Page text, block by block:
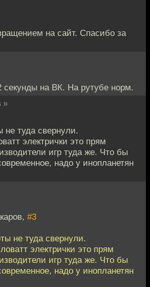
на сайт. Спасибо за
секунды на ВК. На рутубе норм.
»
не туда свернули.
электрички это прям
игр туда же. Что бы
надо у инопланетян
#3
не туда свернули.
электрички это прям
игр туда же. Что бы
надо у инопланетян